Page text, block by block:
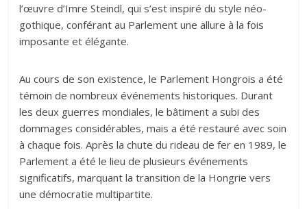
l’œuvre d’Imre Steindl, qui s’est inspiré du style néo-
gothique, conférant au Parlement une allure à la fois
imposante et élégante.
Au cours de son existence, le Parlement Hongrois a été
témoin de nombreux événements historiques. Durant
les deux guerres mondiales, le bâtiment a subi des
dommages considérables, mais a été restauré avec soin
à chaque fois. Après la chute du rideau de fer en 1989, le
Parlement a été le lieu de plusieurs événements
significatifs, marquant la transition de la Hongrie vers
une démocratie multipartite.